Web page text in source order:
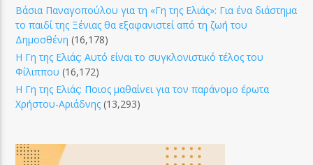
Βάσια Παναγοπούλου για τη «Γη της Ελιάς»: Για ένα διάστημα
το παιδί της Ξένιας θα εξαφανιστεί από τη ζωή του
Δημοσθένη (16,178)
Η Γη της Ελιάς: Αυτό είναι το συγκλονιστικό τέλος του
Φίλιππου (16,172)
Η Γη της Ελιάς: Ποιος μαθαίνει για τον παράνομο έρωτα
Χρήστου-Αριάδνης (13,293)